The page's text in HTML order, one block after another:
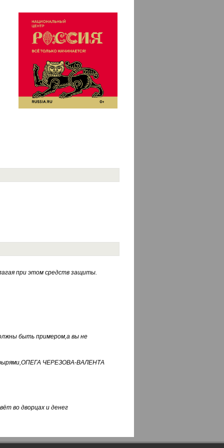
при этом средств защиты.
быть примером,а вы не
ЧЕРЕЗОВА-ВАЛЕНТА
во дворцах и денег